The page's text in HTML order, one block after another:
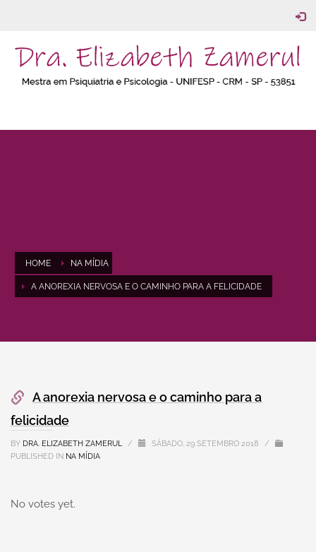
HOME NA MÍDIA
A ANOREXIA NERVOSA E O CAMINHO PARA A FELICIDADE
A anorexia nervosa e o caminho para a
felicidade
BY DRA. ELIZABETH ZAMERUL / SÁBADO, 29 SETEMBRO 2018
/
PUBLISHED IN NA MÍDIA
No votes yet.